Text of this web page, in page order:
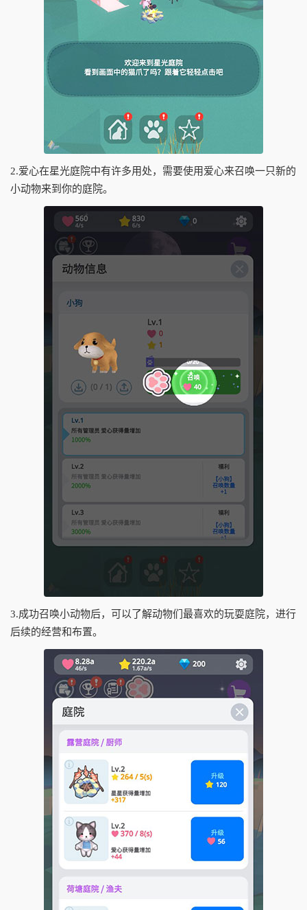
2.爱心在星光庭院中有许多用处，需要使用爱心来召唤一只新的
小动物来到你的庭院。
3.成功召唤小动物后，可以了解动物们最喜欢的玩耍庭院，进行
后续的经营和布置。